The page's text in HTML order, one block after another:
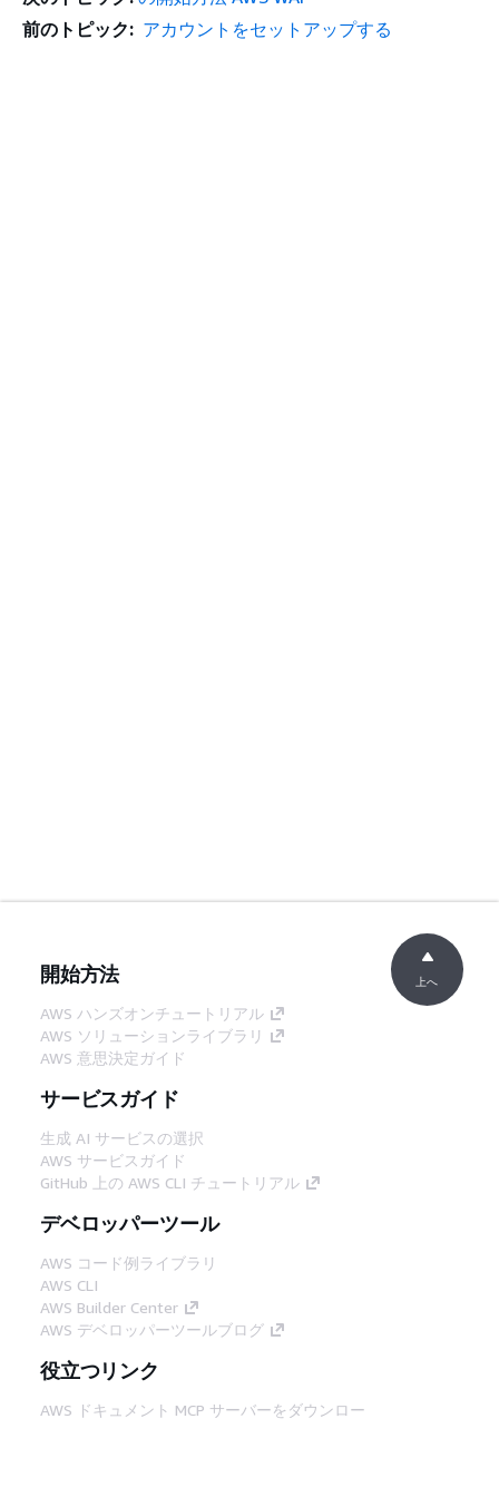
前のトピック: アカウントをセットアップする
開始方法
AWS ハンズオンチュートリアル
AWS ソリューションライブラリ
AWS 意思決定ガイド
サービスガイド
生成 AI サービスの選択
AWS サービスガイド
GitHub 上の AWS CLI チュートリアル
デベロッパーツール
AWS コード例ライブラリ
AWS CLI
AWS Builder Center
AWS デベロッパーツールブログ
役立つリンク
AWS ドキュメント MCP サーバーをダウンロー
上へ